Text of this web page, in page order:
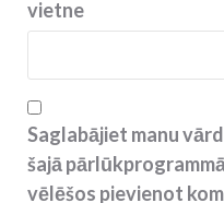
vietne
Saglabājiet manu
šajā
vēlēšos pievienot